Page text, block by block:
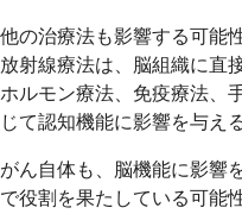
他の治療法も影響する可能
放射線療法は、脳組織に直
ホルモン療法、免疫療法、
じて認知機能に影響を与え
がん自体も、脳機能に影響
で役割を果たしている可能